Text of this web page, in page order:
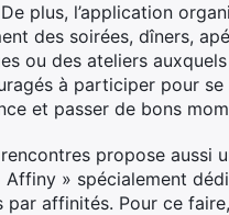
plus, l’application
des soirées, dîners,
ou des ateliers
à participer pour
et passer de bons
propose aussi
Affiny » spécialement
par affinités. Pour ce